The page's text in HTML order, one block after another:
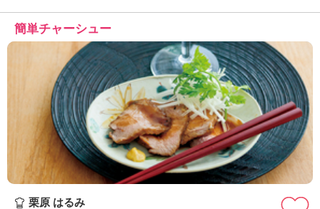
簡単チャーシュー
栗原 はるみ